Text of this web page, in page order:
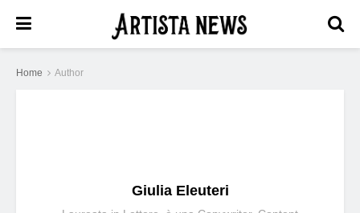
Home Author
Giulia Eleuteri